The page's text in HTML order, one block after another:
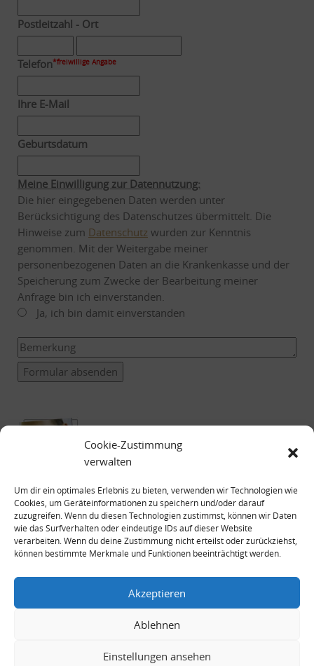
Cookie-Zustimmung
verwalten
Um dir ein optimales Erlebnis zu bieten, verwenden wir Technologien wie
Cookies, um Geräteinformationen zu speichern und/oder darauf
zuzugreifen. Wenn du diesen Technologien zustimmst, können wir Daten
wie das Surfverhalten oder eindeutige IDs auf dieser Website
verarbeiten. Wenn du deine Zustimmung nicht erteilst oder zurückziehst,
können bestimmte Merkmale und Funktionen beeinträchtigt werden.
Akzeptieren
Ablehnen
Einstellungen ansehen
Postleitzahl - Ort
Telefon*freiwillige Angabe
Ihre E-Mail
Geburtsdatum
Meine Einwilligung zur Datennutzung:
Die hier eingegebenen Daten werden unter
Berücksichtigung des Datenschutzes übermittelt. Die
Hinweise zum Datenschutz wurden zur Kenntnis
genommen. Mit der Weitergabe meiner
personenbezogenen Daten an die Krankenkasse und der
Speicherung zum Zwecke der Bearbeitung meiner
Anfrage bin ich einverstanden.
Ja, ich bin damit einverstanden
Formular absenden
Datenschutzerklärung